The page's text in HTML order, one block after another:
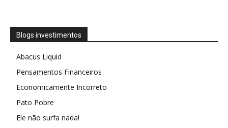
Blogs investimentos
Abacus Liquid
Pensamentos Financeiros
Economicamente Incorreto
Pato Pobre
Ele não surfa nada!